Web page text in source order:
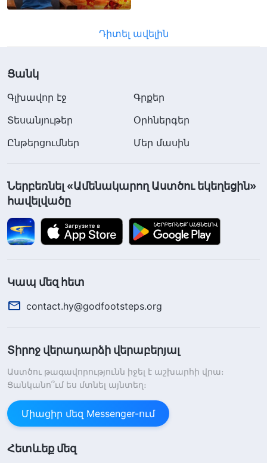
Դիտել ավելին
Ցանկ
Գլխավոր էջ
Գրքեր
Տեսանյութեր
Օրհներգեր
Ընթերցումներ
Մեր մասին
Ներբեռնել «Ամենակարող Աստծու եկեղեցին»
հավելվածը
Կապ մեզ հետ
contact.hy@godfootsteps.org
Տիրոջ վերադարձի վերաբերյալ
Աստծու թագավորությունն իջել է աշխարհի վրա։
Ցանկանո՞ւմ ես մտնել այնտեղ։
Միացիր մեզ Messenger-ում
Հետևեք մեզ